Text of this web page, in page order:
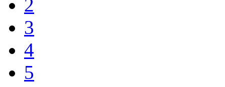
2
3
4
5